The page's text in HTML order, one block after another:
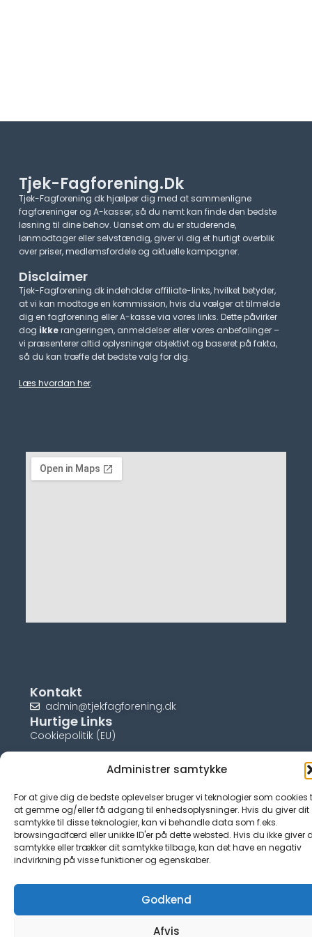
Administrer samtykke
For at give dig de bedste oplevelser bruger vi teknologier som cookies
at gemme og/eller få adgang til enhedsoplysninger. Hvis du giver dit
samtykke til disse teknologier, kan vi behandle data som f.eks.
browsingadfærd eller unikke ID'er på dette websted. Hvis du ikke giver
samtykke eller trækker dit samtykke tilbage, kan det have en negativ
indvirkning på visse funktioner og egenskaber.
Godkend
Afvis
Tjek-Fagforening.dk
Tjek-Fagforening.dk hjælper dig med at sammenligne
fagforeninger og A-kasser, så du nemt kan finde den bedste
løsning til dine behov. Uanset om du er studerende,
lønmodtager eller selvstændig, giver vi dig et hurtigt overblik
over priser, medlemsfordele og aktuelle kampagner.​
Disclaimer
Tjek-Fagforening.dk indeholder affiliate-links, hvilket betyder,
at vi kan modtage en kommission, hvis du vælger at tilmelde
dig en fagforening eller A-kasse via vores links. Dette påvirker
dog ikkerangeringen, anmeldelser eller vores anbefalinger –
vi præsenterer altid oplysninger objektivt og baseret på fakta,
så du kan træffe det bedste valg for dig.
Læs hvordan her.
Kontakt
admin@tjekfagforening.dk
Hurtige Links
Cookiepolitik (EU)
© tjek-fagforening.dk